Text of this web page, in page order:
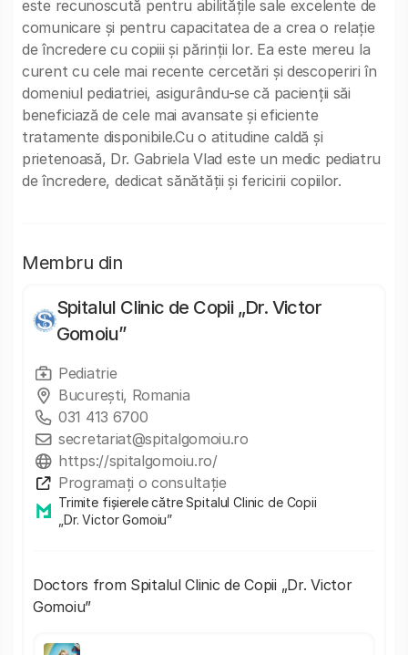
este recunoscută pentru abilitățile sale excelente de
comunicare și pentru capacitatea de a crea o relație
de încredere cu copiii și părinții lor. Ea este mereu la
curent cu cele mai recente cercetări și descoperiri în
domeniul pediatriei, asigurându-se că pacienții săi
beneficiază de cele mai avansate și eficiente
tratamente disponibile.Cu o atitudine caldă și
prietenoasă, Dr. Gabriela Vlad este un medic pediatru
de încredere, dedicat sănătății și fericirii copiilor.
Membru din
Spitalul Clinic de Copii „Dr. Victor
Gomoiu”
Pediatrie
București, Romania
031 413 6700
secretariat@spitalgomoiu.ro
https://spitalgomoiu.ro/
Programați o consultație
Trimite fișierele către Spitalul Clinic de Copii
„Dr. Victor Gomoiu”
Doctors from Spitalul Clinic de Copii „Dr. Victor
Gomoiu”